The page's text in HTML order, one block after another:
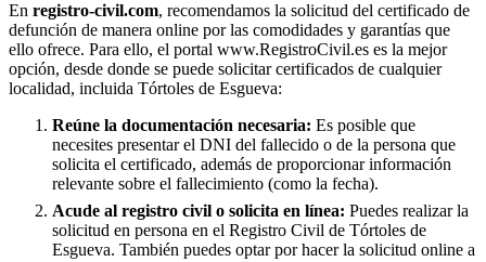
En registro-civil.com, recomendamos la solicitud del certificado de
defunción de manera online por las comodidades y garantías que
ello ofrece. Para ello, el portal www.RegistroCivil.es es la mejor
opción, desde donde se puede solicitar certificados de cualquier
localidad, incluida Tórtoles de Esgueva:
Reúne la documentación necesaria: Es posible que
necesites presentar el DNI del fallecido o de la persona que
solicita el certificado, además de proporcionar información
relevante sobre el fallecimiento (como la fecha).
Acude al registro civil o solicita en línea: Puedes realizar la
solicitud en persona en el Registro Civil de Tórtoles de
Esgueva. También puedes optar por hacer la solicitud online a